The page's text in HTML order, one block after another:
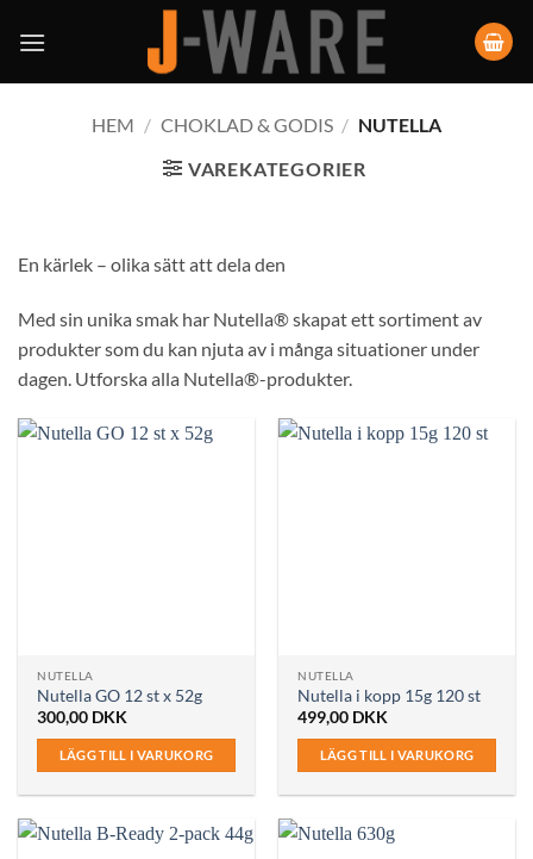
HEM / CHOKLAD & GODIS / NUTELLA
VAREKATEGORIER
En kärlek – olika sätt att dela den
Med sin unika smak har Nutella® skapat ett sortiment av
produkter som du kan njuta av i många situationer under
dagen. Utforska alla Nutella®-produkter.
NUTELLA
Nutella GO 12 st x 52g
300,00 DKK
LÄGG TILL I VARUKORG
NUTELLA
Nutella i kopp 15g 120 st
499,00 DKK
LÄGG TILL I VARUKORG